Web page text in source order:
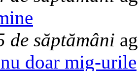
de săptămâni
doar mig-urile